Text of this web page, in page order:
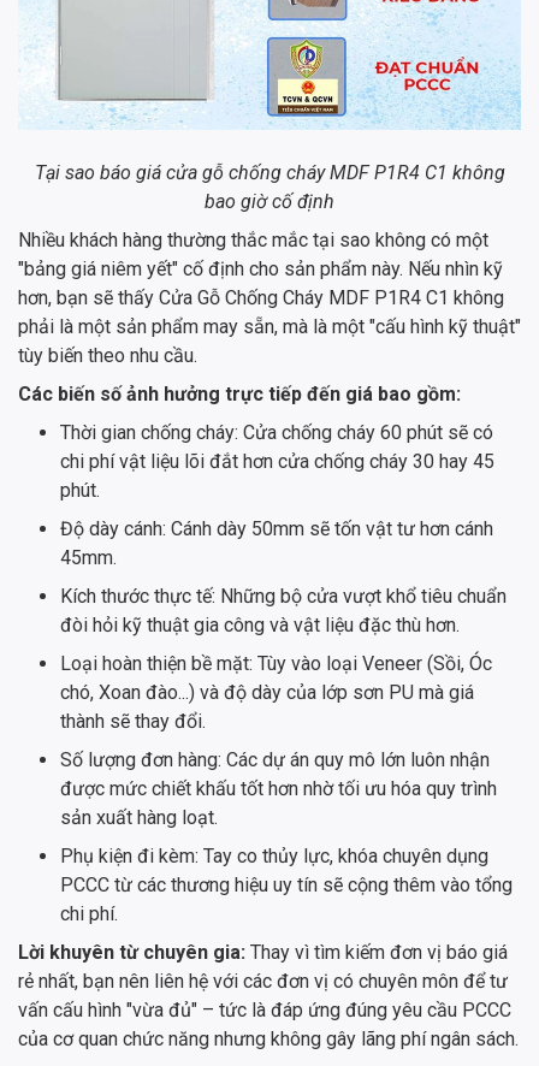
Tại sao báo giá cửa gỗ chống cháy MDF P1R4 C1 không
bao giờ cố định
Nhiều khách hàng thường thắc mắc tại sao không có một
"bảng giá niêm yết" cố định cho sản phẩm này. Nếu nhìn kỹ
hơn, bạn sẽ thấy Cửa Gỗ Chống Cháy MDF P1R4 C1 không
phải là một sản phẩm may sẵn, mà là một "cấu hình kỹ thuật"
tùy biến theo nhu cầu.
Các biến số ảnh hưởng trực tiếp đến giá bao gồm:
Thời gian chống cháy: Cửa chống cháy 60 phút sẽ có
chi phí vật liệu lõi đắt hơn cửa chống cháy 30 hay 45
phút.
Độ dày cánh: Cánh dày 50mm sẽ tốn vật tư hơn cánh
45mm.
Kích thước thực tế: Những bộ cửa vượt khổ tiêu chuẩn
đòi hỏi kỹ thuật gia công và vật liệu đặc thù hơn.
Loại hoàn thiện bề mặt: Tùy vào loại Veneer (Sồi, Óc
chó, Xoan đào...) và độ dày của lớp sơn PU mà giá
thành sẽ thay đổi.
Số lượng đơn hàng: Các dự án quy mô lớn luôn nhận
được mức chiết khấu tốt hơn nhờ tối ưu hóa quy trình
sản xuất hàng loạt.
Phụ kiện đi kèm: Tay co thủy lực, khóa chuyên dụng
PCCC từ các thương hiệu uy tín sẽ cộng thêm vào tổng
chi phí.
Lời khuyên từ chuyên gia: Thay vì tìm kiếm đơn vị báo giá
rẻ nhất, bạn nên liên hệ với các đơn vị có chuyên môn để tư
vấn cấu hình "vừa đủ" – tức là đáp ứng đúng yêu cầu PCCC
của cơ quan chức năng nhưng không gây lãng phí ngân sách.